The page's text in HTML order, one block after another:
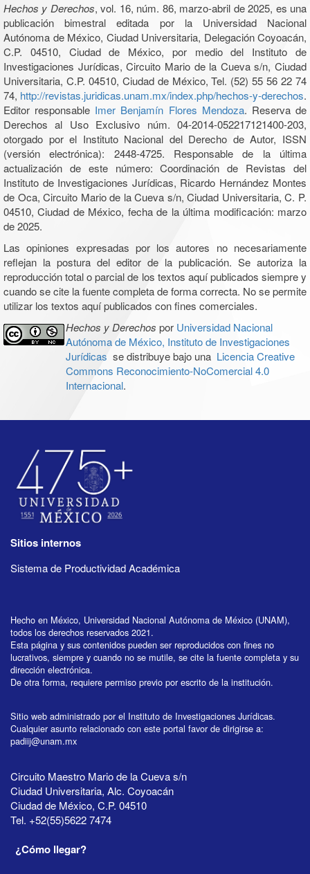
Hechos y Derechos, vol. 16, núm. 86, marzo-abril de 2025, es una
publicación bimestral editada por la Universidad Nacional
Autónoma de México, Ciudad Universitaria, Delegación Coyoacán,
C.P. 04510, Ciudad de México, por medio del Instituto de
Investigaciones Jurídicas, Circuito Mario de la Cueva s/n, Ciudad
Universitaria, C.P. 04510, Ciudad de México, Tel. (52) 55 56 22 74
74, http://revistas.juridicas.unam.mx/index.php/hechos-y-derechos.
Editor responsable Imer Benjamín Flores Mendoza. Reserva de
Derechos al Uso Exclusivo núm. 04-2014-052217121400-203,
otorgado por el Instituto Nacional del Derecho de Autor, ISSN
(versión electrónica): 2448-4725. Responsable de la última
actualización de este número: Coordinación de Revistas del
Instituto de Investigaciones Jurídicas, Ricardo Hernández Montes
de Oca, Circuito Mario de la Cueva s/n, Ciudad Universitaria, C. P.
04510, Ciudad de México, fecha de la última modificación: marzo
de 2025.
Las opiniones expresadas por los autores no necesariamente
reflejan la postura del editor de la publicación. Se autoriza la
reproducción total o parcial de los textos aquí publicados siempre y
cuando se cite la fuente completa de forma correcta. No se permite
utilizar los textos aquí publicados con fines comerciales.
Hechos y Derechos por Universidad Nacional
Autónoma de México, Instituto de Investigaciones
Jurídicas se distribuye bajo una Licencia Creative
Commons Reconocimiento-NoComercial 4.0
Internacional.
Sitios internos
Sistema de Productividad Académica
Hecho en México, Universidad Nacional Autónoma de México (UNAM),
todos los derechos reservados 2021.
Esta página y sus contenidos pueden ser reproducidos con fines no
lucrativos, siempre y cuando no se mutile, se cite la fuente completa y su
dirección electrónica.
De otra forma, requiere permiso previo por escrito de la institución.
Sitio web administrado por el Instituto de Investigaciones Jurídicas.
Cualquier asunto relacionado con este portal favor de dirigirse a:
padiij@unam.mx
Circuito Maestro Mario de la Cueva s/n
Ciudad Universitaria, Alc. Coyoacán
Ciudad de México, C.P. 04510
Tel. +52(55)5622 7474
¿Cómo llegar?